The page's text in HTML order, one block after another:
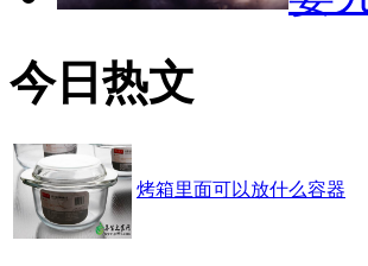
今日热文
烤箱里面可以放什么容器